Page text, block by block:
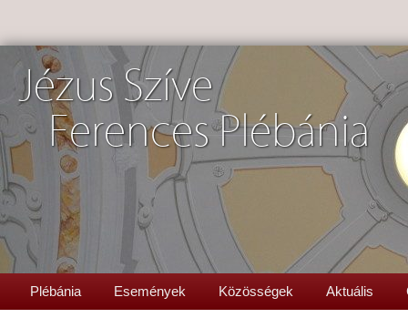
Jézus Szíve
Ferences Plébánia
Plébánia Események Közösségek Aktuális